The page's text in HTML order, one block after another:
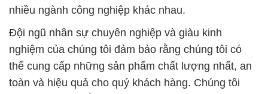
nhiều ngành công nghiệp khác nhau.
Đội ngũ nhân sự chuyên nghiệp và giàu kinh
nghiệm của chúng tôi đảm bảo rằng chúng tôi có
thể cung cấp những sản phẩm chất lượng nhất, an
toàn và hiệu quả cho quý khách hàng. Chúng tôi